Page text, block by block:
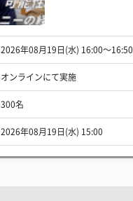
2026年08月19日(水) 16:00〜16:50
オンラインにて実施
300名
2026年08月19日(水) 15:00